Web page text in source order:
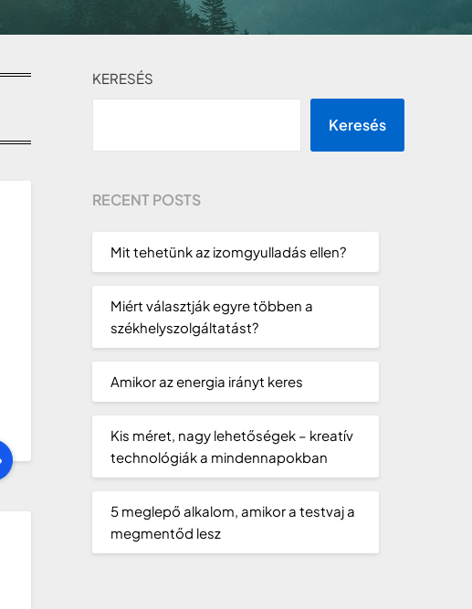
KERESÉS
Keresés
RECENT POSTS
Mit tehetünk az izomgyulladás ellen?
Miért választják egyre többen a
székhelyszolgáltatást?
Amikor az energia irányt keres
Kis méret, nagy lehetőségek – kreatív
technológiák a mindennapokban
5 meglepő alkalom, amikor a testvaj a
megmentőd lesz